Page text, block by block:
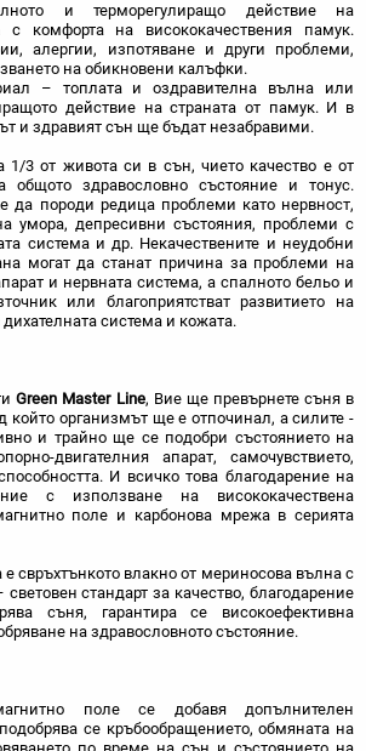
и терморегулиращо действие на
с комфорта на висококачествения памук.
алергии, изпотяване и други проблеми,
на обикновени калъфки.
– топлата и оздравителна вълна или
действие на страната от памук. И в
и здравият сън ще бъдат незабравими.
1/3 от живота си в сън, чието качество е от
общото здравословно състояние и тонус.
да породи редица проблеми като нервност,
умора, депресивни състояния, проблеми с
система и др. Некачествените и неудобни
могат да станат причина за проблеми на
и нервната система, а спалното бельо и
или благоприятстват развитието на
система и кожата.
Green Master Line, Вие ще превърнете съня в
който организмът ще е отпочинал, а силите -
и трайно ще се подобри състоянието на
двигателния апарат, самочувствието,
И всичко това благодарение на
с използване на висококачествена
поле и карбонова мрежа в серията
е свръхтънкото влакно от мериносова вълна с
стандарт за качество, благодарение
съня, гарантира се високоефективна
на здравословното състояние.
поле се добавя допълнителен
се кръбообращението, обмяната на